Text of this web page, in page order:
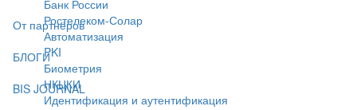
От партнёров
БЛОГИ
BIS JOURNAL
Банк России
Ростелеком-Солар
Автоматизация
PKI
Биометрия
НКЦКИ
Идентификация и аутентификация